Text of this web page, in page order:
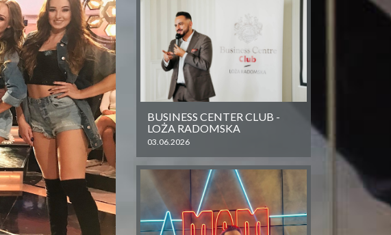
BUSINESS CENTER CLUB -
LOŻA RADOMSKA
03.06.2026